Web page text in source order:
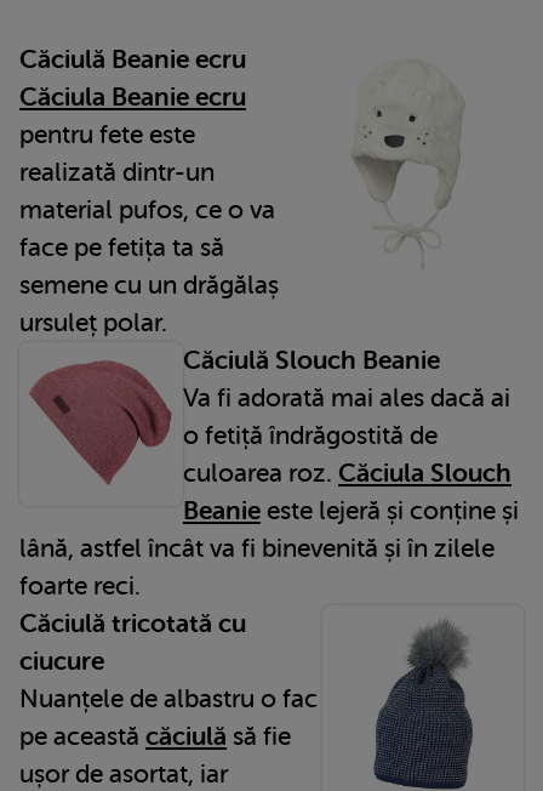
Căciulă Beanie ecru
Căciula Beanie ecru
pentru fete este
realizată dintr-un
material pufos, ce o va
face pe fetița ta să
semene cu un drăgălaș
ursuleț polar.
Căciulă Slouch Beanie
Va fi adorată mai ales dacă ai
o fetiță îndrăgostită de
culoarea roz. Căciula Slouch
Beanie este lejeră și conține și
lână, astfel încât va fi binevenită și în zilele
foarte reci.
Căciulă tricotată cu
ciucure
Nuanțele de albastru o fac
pe această căciulă să fie
ușor de asortat, iar